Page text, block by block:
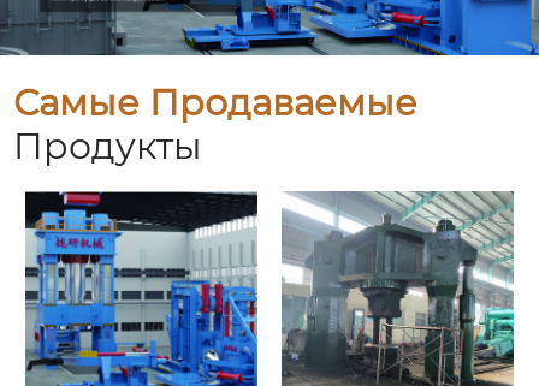
Самые Продаваемые
Продукты